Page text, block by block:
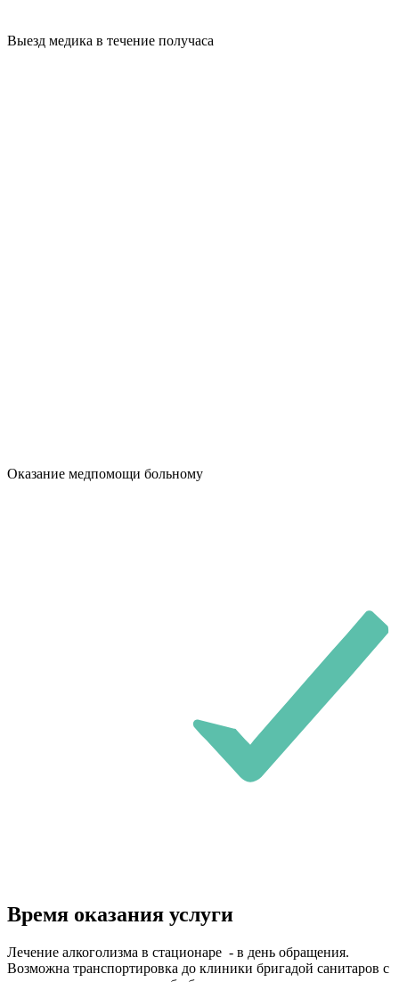
Выезд медика в течение получаса
Оказание медпомощи больному
Время оказания услуги
Лечение алкоголизма в стационаре - в день обращения.
Возможна транспортировка до клиники бригадой санитаров с